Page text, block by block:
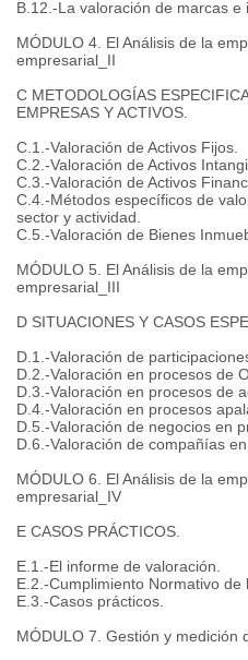
B.12.-La valoración de marcas e
MÓDULO 4. El Análisis de la
empresarial_II
C METODOLOGÍAS
EMPRESAS Y ACTIVOS.
C.1.-Valoración de Activos Fijos.
C.2.-Valoración de Activos
C.3.-Valoración de Activos
C.4.-Métodos específicos de
sector y actividad.
C.5.-Valoración de Bienes
MÓDULO 5. El Análisis de la
empresarial_III
D SITUACIONES Y CASOS
D.1.-Valoración de
D.2.-Valoración en procesos de
D.3.-Valoración en procesos de
D.4.-Valoración en procesos
D.5.-Valoración de negocios en
D.6.-Valoración de compañías
MÓDULO 6. El Análisis de la
empresarial_IV
E CASOS PRÁCTICOS.
E.1.-El informe de valoración.
E.2.-Cumplimiento Normativo de
E.3.-Casos prácticos.
MÓDULO 7. Gestión y medición